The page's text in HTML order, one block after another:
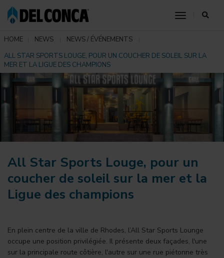
toggle
HOME NEWS
NEWS / ÉVÉNEMENTS
ALL STAR SPORTS LOUGE, POUR UN COUCHER DE SOLEIL SUR LA
MER ET LA LIGUE DES CHAMPIONS
All Star Sports Louge, pour un
coucher de soleil sur la mer et la
Ligue des champions
En plein centre de la ville de Rhodes, l’All Star Sports Lounge
occupe une position privilégiée. Il présente deux façades, l'une
sur la principale route côtière, l'autre sur une rue piétonne très